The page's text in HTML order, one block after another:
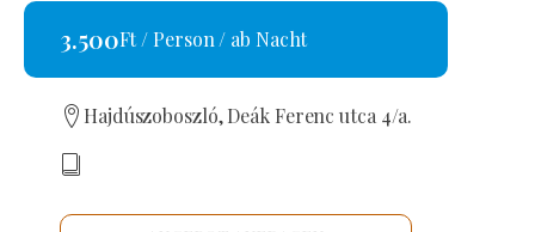
3.500Ft / Person / ab Nacht
Hajdúszoboszló, Deák Ferenc utca 4/a.